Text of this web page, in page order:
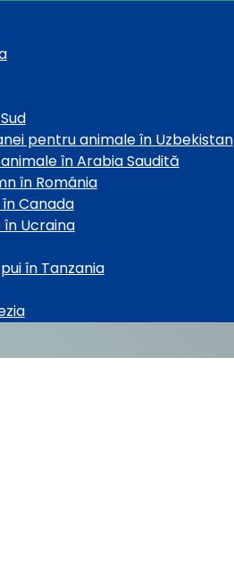
pentru animale în Uzbekistan
în Arabia Saudită
în România
Canada
în Ucraina
în Tanzania